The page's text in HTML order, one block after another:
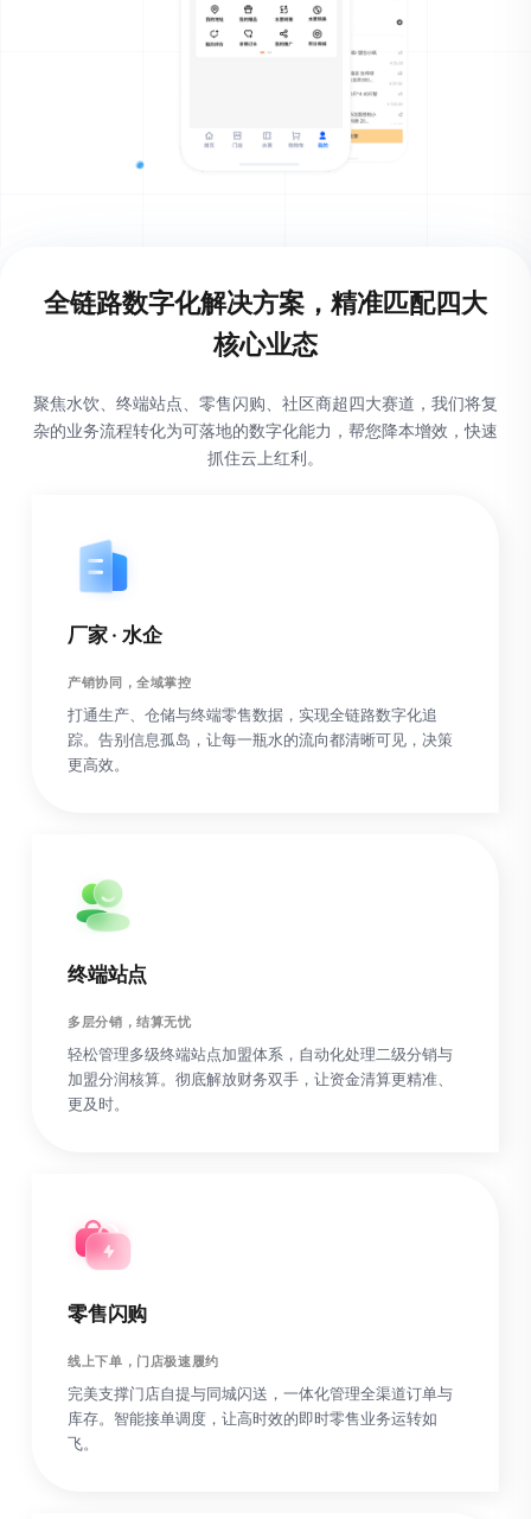
全链路数字化解决方案，精准匹配四大
核心业态
聚焦水饮、终端站点、零售闪购、社区商超四大赛道，我们将复
杂的业务流程转化为可落地的数字化能力，帮您降本增效，快速
抓住云上红利。
厂家 · 水企
产销协同，全域掌控
打通生产、仓储与终端零售数据，实现全链路数字化追
踪。告别信息孤岛，让每一瓶水的流向都清晰可见，决策
更高效。
终端站点
多层分销，结算无忧
轻松管理多级终端站点加盟体系，自动化处理二级分销与
加盟分润核算。彻底解放财务双手，让资金清算更精准、
更及时。
零售闪购
线上下单，门店极速履约
完美支撑门店自提与同城闪送，一体化管理全渠道订单与
库存。智能接单调度，让高时效的即时零售业务运转如
飞。